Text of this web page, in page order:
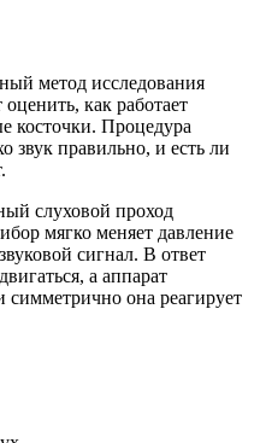
метод исследования
как работает
косточки. Процедура
звук правильно, и есть ли
слуховой проход
мягко меняет давление
сигнал. В ответ
а аппарат
симметрично она реагирует